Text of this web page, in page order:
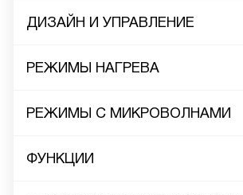
ДИЗАЙН И УПРАВЛЕНИЕ
РЕЖИМЫ НАГРЕВА
РЕЖИМЫ С МИКРОВОЛНАМИ
ФУНКЦИИ